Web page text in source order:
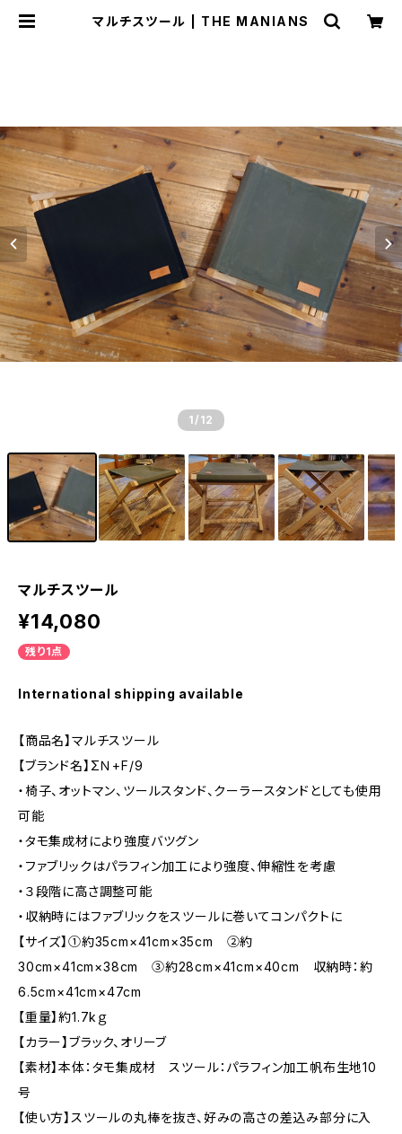
マルチスツール | THE MANIANS
1 /12
マルチスツール
¥14,080
残り1点
International shipping available
【商品名】マルチスツール
【ブランド名】ΣＮ+F/9
・椅子、オットマン、ツールスタンド、クーラースタンドとしても使用
可能
・タモ集成材により強度バツグン
・ファブリックはパラフィン加工により強度、伸縮性を考慮
・３段階に高さ調整可能
・収納時にはファブリックをスツールに巻いてコンパクトに
【サイズ】①約35cm×41cm×35cm ②約
30cm×41cm×38cm ③約28cm×41cm×40cm 収納時：約
6.5cm×41cm×47cm
【重量】約1.7kｇ
【カラー】ブラック、オリーブ
【素材】本体：タモ集成材 スツール：パラフィン加工帆布生地10
号
【使い方】スツールの丸棒を抜き、好みの高さの差込み部分に入